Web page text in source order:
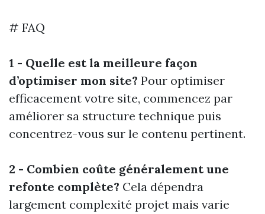
# FAQ
1 - Quelle est la meilleure façon
d’optimiser mon site? Pour optimiser
efficacement votre site, commencez par
améliorer sa structure technique puis
concentrez-vous sur le contenu pertinent.
2 - Combien coûte généralement une
refonte complète? Cela dépendra
largement complexité projet mais varie